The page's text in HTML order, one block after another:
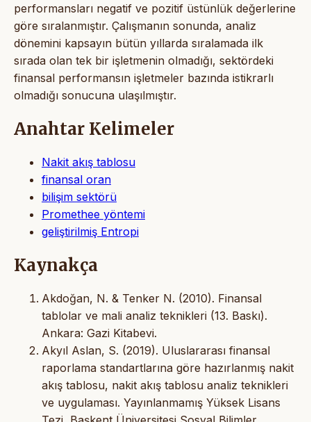
performansları negatif ve pozitif üstünlük değerlerine
göre sıralanmıştır. Çalışmanın sonunda, analiz
dönemini kapsayın bütün yıllarda sıralamada ilk
sırada olan tek bir işletmenin olmadığı, sektördeki
finansal performansın işletmeler bazında istikrarlı
olmadığı sonucuna ulaşılmıştır.
Anahtar Kelimeler
Nakit akış tablosu
finansal oran
bilişim sektörü
Promethee yöntemi
geliştirilmiş Entropi
Kaynakça
Akdoğan, N. & Tenker N. (2010). Finansal
tablolar ve mali analiz teknikleri (13. Baskı).
Ankara: Gazi Kitabevi.
Akyıl Aslan, S. (2019). Uluslararası finansal
raporlama standartlarına göre hazırlanmış nakit
akış tablosu, nakit akış tablosu analiz teknikleri
ve uygulaması. Yayınlanmamış Yüksek Lisans